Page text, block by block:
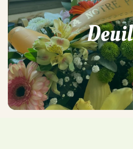
Deuil